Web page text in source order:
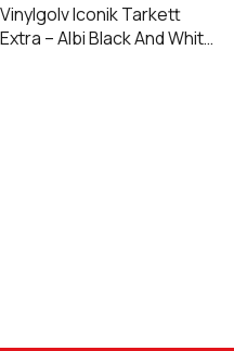
Vinylgolv Iconik Tarkett
Extra – Albi Black And White